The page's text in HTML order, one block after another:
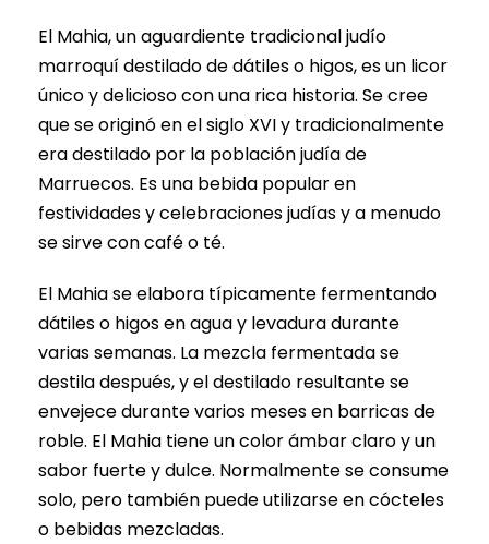
El Mahia, un aguardiente tradicional judío
marroquí destilado de dátiles o higos, es un licor
único y delicioso con una rica historia. Se cree
que se originó en el siglo XVI y tradicionalmente
era destilado por la población judía de
Marruecos. Es una bebida popular en
festividades y celebraciones judías y a menudo
se sirve con café o té.
El Mahia se elabora típicamente fermentando
dátiles o higos en agua y levadura durante
varias semanas. La mezcla fermentada se
destila después, y el destilado resultante se
envejece durante varios meses en barricas de
roble. El Mahia tiene un color ámbar claro y un
sabor fuerte y dulce. Normalmente se consume
solo, pero también puede utilizarse en cócteles
o bebidas mezcladas.